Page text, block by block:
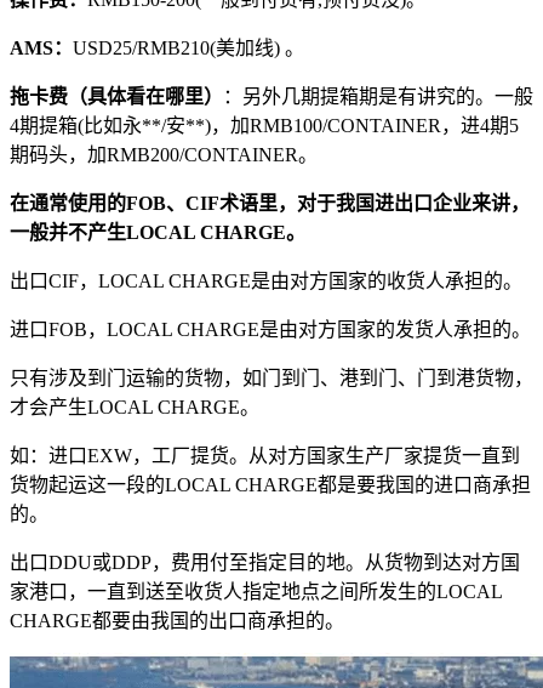
AMS： USD25/RMB210(美加线) 。
拖卡费（具体看在哪里）
：另外几期提箱期是有讲究的。一般
4期提箱(比如永**/安**)，加RMB100/CONTAINER，进4期5
期码头，加RMB200/CONTAINER。
在通常使用的FOB、CIF术语里，对于我国进出口企业来讲，
一般并不产生LOCAL CHARGE。
出口CIF，LOCAL CHARGE是由对方国家的收货人承担的。
进口FOB，LOCAL CHARGE是由对方国家的发货人承担的。
只有涉及到门运输的货物，如门到门、港到门、门到港货物，
才会产生LOCAL CHARGE。
如：进口EXW，工厂提货。从对方国家生产厂家提货一直到
货物起运这一段的LOCAL CHARGE都是要我国的进口商承担
的。
出口DDU或DDP，费用付至指定目的地。从货物到达对方国
家港口，一直到送至收货人指定地点之间所发生的LOCAL
CHARGE都要由我国的出口商承担的。